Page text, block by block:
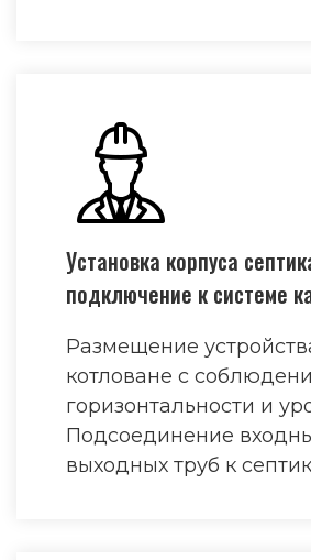
Установка корпуса
подключение к системе
Размещение
котловане с
горизонтальности и
Подсоединение
выходных труб к